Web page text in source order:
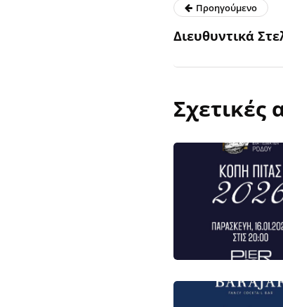
Προηγούμενο
Διευθυντικά
Σχετικές